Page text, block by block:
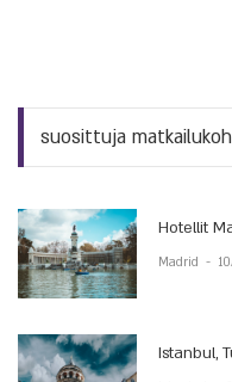
suosittuja
Hotellit
Madrid -
Istanbul,